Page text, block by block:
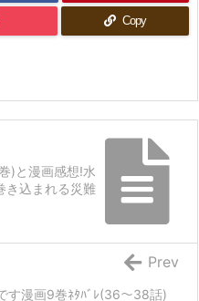
Copy
)と漫画感想!水
き込まれる災難
す漫画9巻ﾈﾀﾊﾞﾚ(36～38話)
Prev